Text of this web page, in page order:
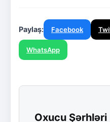
Paylaş: Facebook
WhatsApp
Oxucu Şərhləri